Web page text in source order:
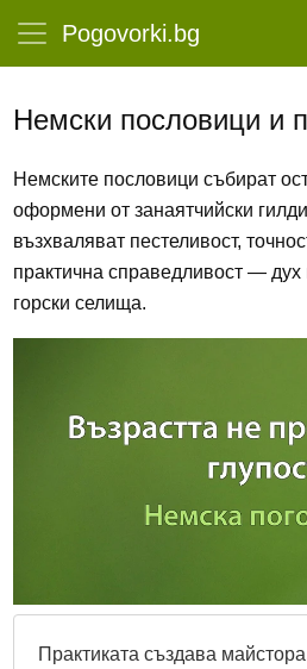
Pogovorki.bg
Немски пословици и
Немските пословици събират
оформени от занаятчийски
възхваляват пестеливост,
практична справедливост —
горски селища.
Практиката създава